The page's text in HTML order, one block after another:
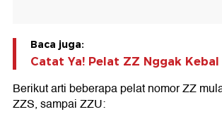
Baca juga:
Catat Ya! Pelat ZZ Nggak Kebal
Berikut arti beberapa pelat nomor ZZ
ZZS, sampai ZZU: